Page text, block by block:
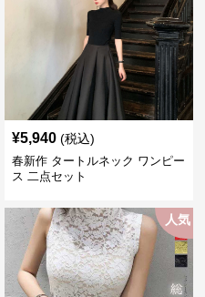
¥5,940 (税込)
春新作 タートルネック ワンピー
ス 二点セット
人気